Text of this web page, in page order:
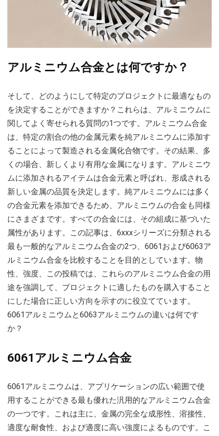
アルミニウム合金とは何ですか？
そして、どのようにして特定のプロジェクトに最適なもの
を決定することができますか？これらは、アルミニウムに
関してよく寄せられる質問の1つです。アルミニウム合金
は、特定の割合の他の金属元素を純アルミニウムに添加す
ることによって製造される金属化合物です。その結果、多
くの場合、新しくより有用な金属になります。アルミニウ
ムに添加されるアイテムは合金元素と呼ばれ、形成される
新しい金属の品質を決定します。純アルミニウムには多く
の合金元素を添加できるため、アルミニウムの合金も同様
にさまざまです。すべての合金には、その組成に基づいた
属性があります。この記事は、6xxxシリーズに分類される
最も一般的なアルミニウム合金の2つ、6061および6063ア
ルミニウム合金を比較することを目的としています。物
性、強度、この投稿では、これらのアルミニウム合金の用
途を強調して、プロジェクトに適したものを購入すること
にした場合に正しい方向を示すのに役立てています。
6061アルミニウムと6063アルミニウムの違いは何です
か？
6061アルミニウム合金
6061アルミニウムは、アプリケーションの広い範囲で使
用することができる最も優れた汎用的なアルミニウム合金
の一つです。これは主に、金属の完全な成形性、溶接性、
適度な耐食性、および適度に高い強度によるものです。こ